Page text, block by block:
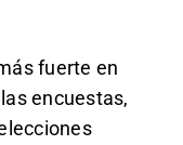
fuerte en
encuestas,